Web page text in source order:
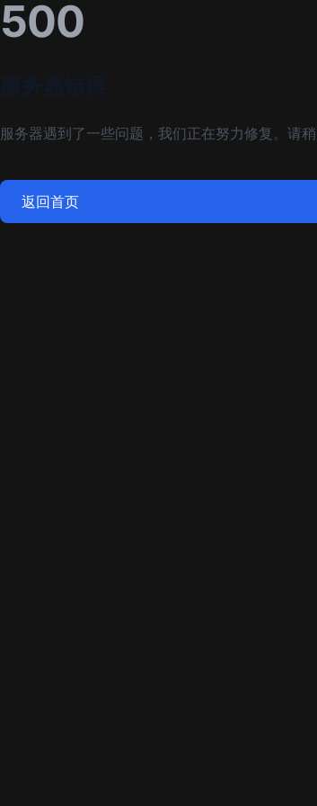
500
服务器遇到了一些问题，我们正在努力修复。请稍
返回首页